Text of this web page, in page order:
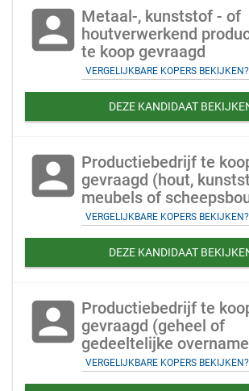
account_box Metaal-, kunststof - of
houtverwerkend
te koop gevraagd
VERGELIJKBARE KOPERS
DEZE KANDIDAAT
account_box Productiebedrijf te
gevraagd (hout,
meubels of
VERGELIJKBARE KOPERS
DEZE KANDIDAAT
account_box Productiebedrijf te
gevraagd (geheel of
gedeeltelijke
VERGELIJKBARE KOPERS